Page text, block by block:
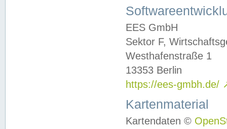
EES GmbH
Sektor F,
Westhafenstraße 1
13353 Berlin
https://ees-gmbh.de/
Kartenmaterial
Kartendaten ©